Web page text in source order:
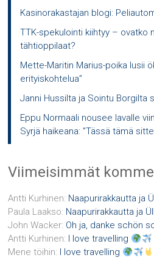
Kasinorakastajan blogi:
TTK-spekulointi kiihtyy – ovatko
tähtioppilaat?
Mette-Maritin Marius-poika lusii
erityiskohtelua”
Janni Hussilta ja Sointu Borgilta
Eppu Normaali nousee lavalle
Syrjä haikeana: ”Tässä tämä
Viimeisimmät
Antti Kurhinen: Naapurirakkautta ja
Paula Laakso: Naapurirakkautta ja
John Wacker: Oh ja, danke schön
Antti Kurhinen:
I love travelling
Mene töihin: I love travelling